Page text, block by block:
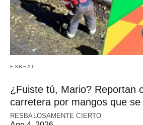
ESREAL
¿Fuiste tú, Mario? Reportan
carretera por mangos que se
RESBALOSAMENTE CIERTO